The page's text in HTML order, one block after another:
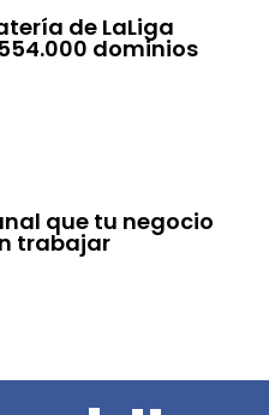
de LaLiga
dominios
que tu negocio
trabajar